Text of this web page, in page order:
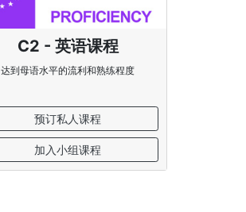
C2 - 英语课程
达到母语水平的流利和熟练程度
预订私人课程
加入小组课程